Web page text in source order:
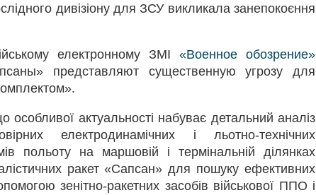
дивізіону для ЗСУ викликала занепокоєння
електронному ЗМІ «Военное обозрение»
представляют существенную угрозу для
актуальності набуває детальний аналіз
електродинамічних і льотно-технічних
польоту на маршовій і термінальній ділянках
ракет «Сапсан» для пошуку ефективних
зенітно-ракетних засобів військової ППО і